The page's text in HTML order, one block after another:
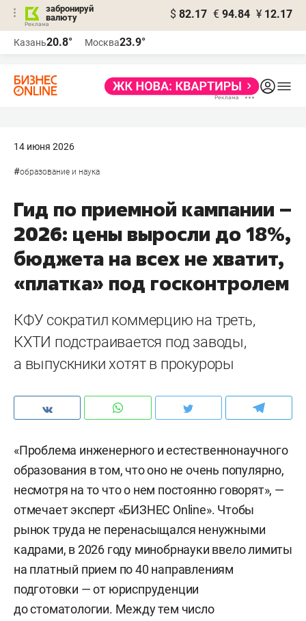
забронируй
валюту
$ 82.17 € 94.84 ¥ 12.17
Казань20.8° Москва23.9°
14 июня 2026
#образование и наука
Гид по приемной кампании –
2026: цены выросли до 18%,
бюджета на всех не хватит,
«платка» под госконтролем
КФУ сократил коммерцию на треть,
КХТИ подстраивается под заводы,
а выпускники хотят в прокуроры
«Проблема инженерного и естественнонаучного
образования в том, что оно не очень популярно,
несмотря на то что о нем постоянно говорят», —
отмечает эксперт «БИЗНЕС Online». Чтобы
рынок труда не перенасыщался ненужными
кадрами, в 2026 году минобрнауки ввело лимиты
на платный прием по 40 направлениям
подготовки — от юриспруденции
до стоматологии. Между тем число